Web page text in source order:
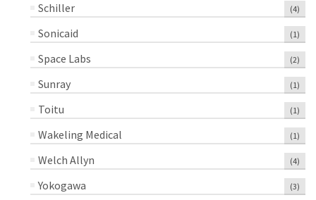
Schiller (4)
Sonicaid (1)
Space Labs (2)
Sunray (1)
Toitu (1)
Wakeling Medical (1)
Welch Allyn (4)
Yokogawa (3)